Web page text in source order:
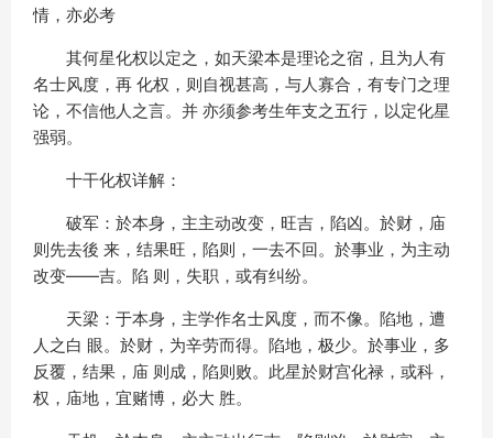
情，亦必考
其何星化权以定之，如天梁本是理论之宿，且为人有
名士风度，再 化权，则自视甚高，与人寡合，有专门之理
论，不信他人之言。并 亦须参考生年支之五行，以定化星
强弱。
十干化权详解：
破军：於本身，主主动改变，旺吉，陷凶。於财，庙
则先去後 来，结果旺，陷则，一去不回。於事业，为主动
改变——吉。陷 则，失职，或有纠纷。
天梁：于本身，主学作名士风度，而不像。陷地，遭
人之白 眼。於财，为辛劳而得。陷地，极少。於事业，多
反覆，结果，庙 则成，陷则败。此星於财宫化禄，或科，
权，庙地，宜赌博，必大 胜。